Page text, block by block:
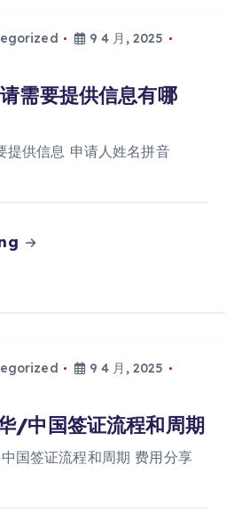
9 4 月, 2025
需要提供信息有哪
供信息 申请人姓名拼音
9 4 月, 2025
/中国签证流程和周期
国签证流程和周期 费用分享